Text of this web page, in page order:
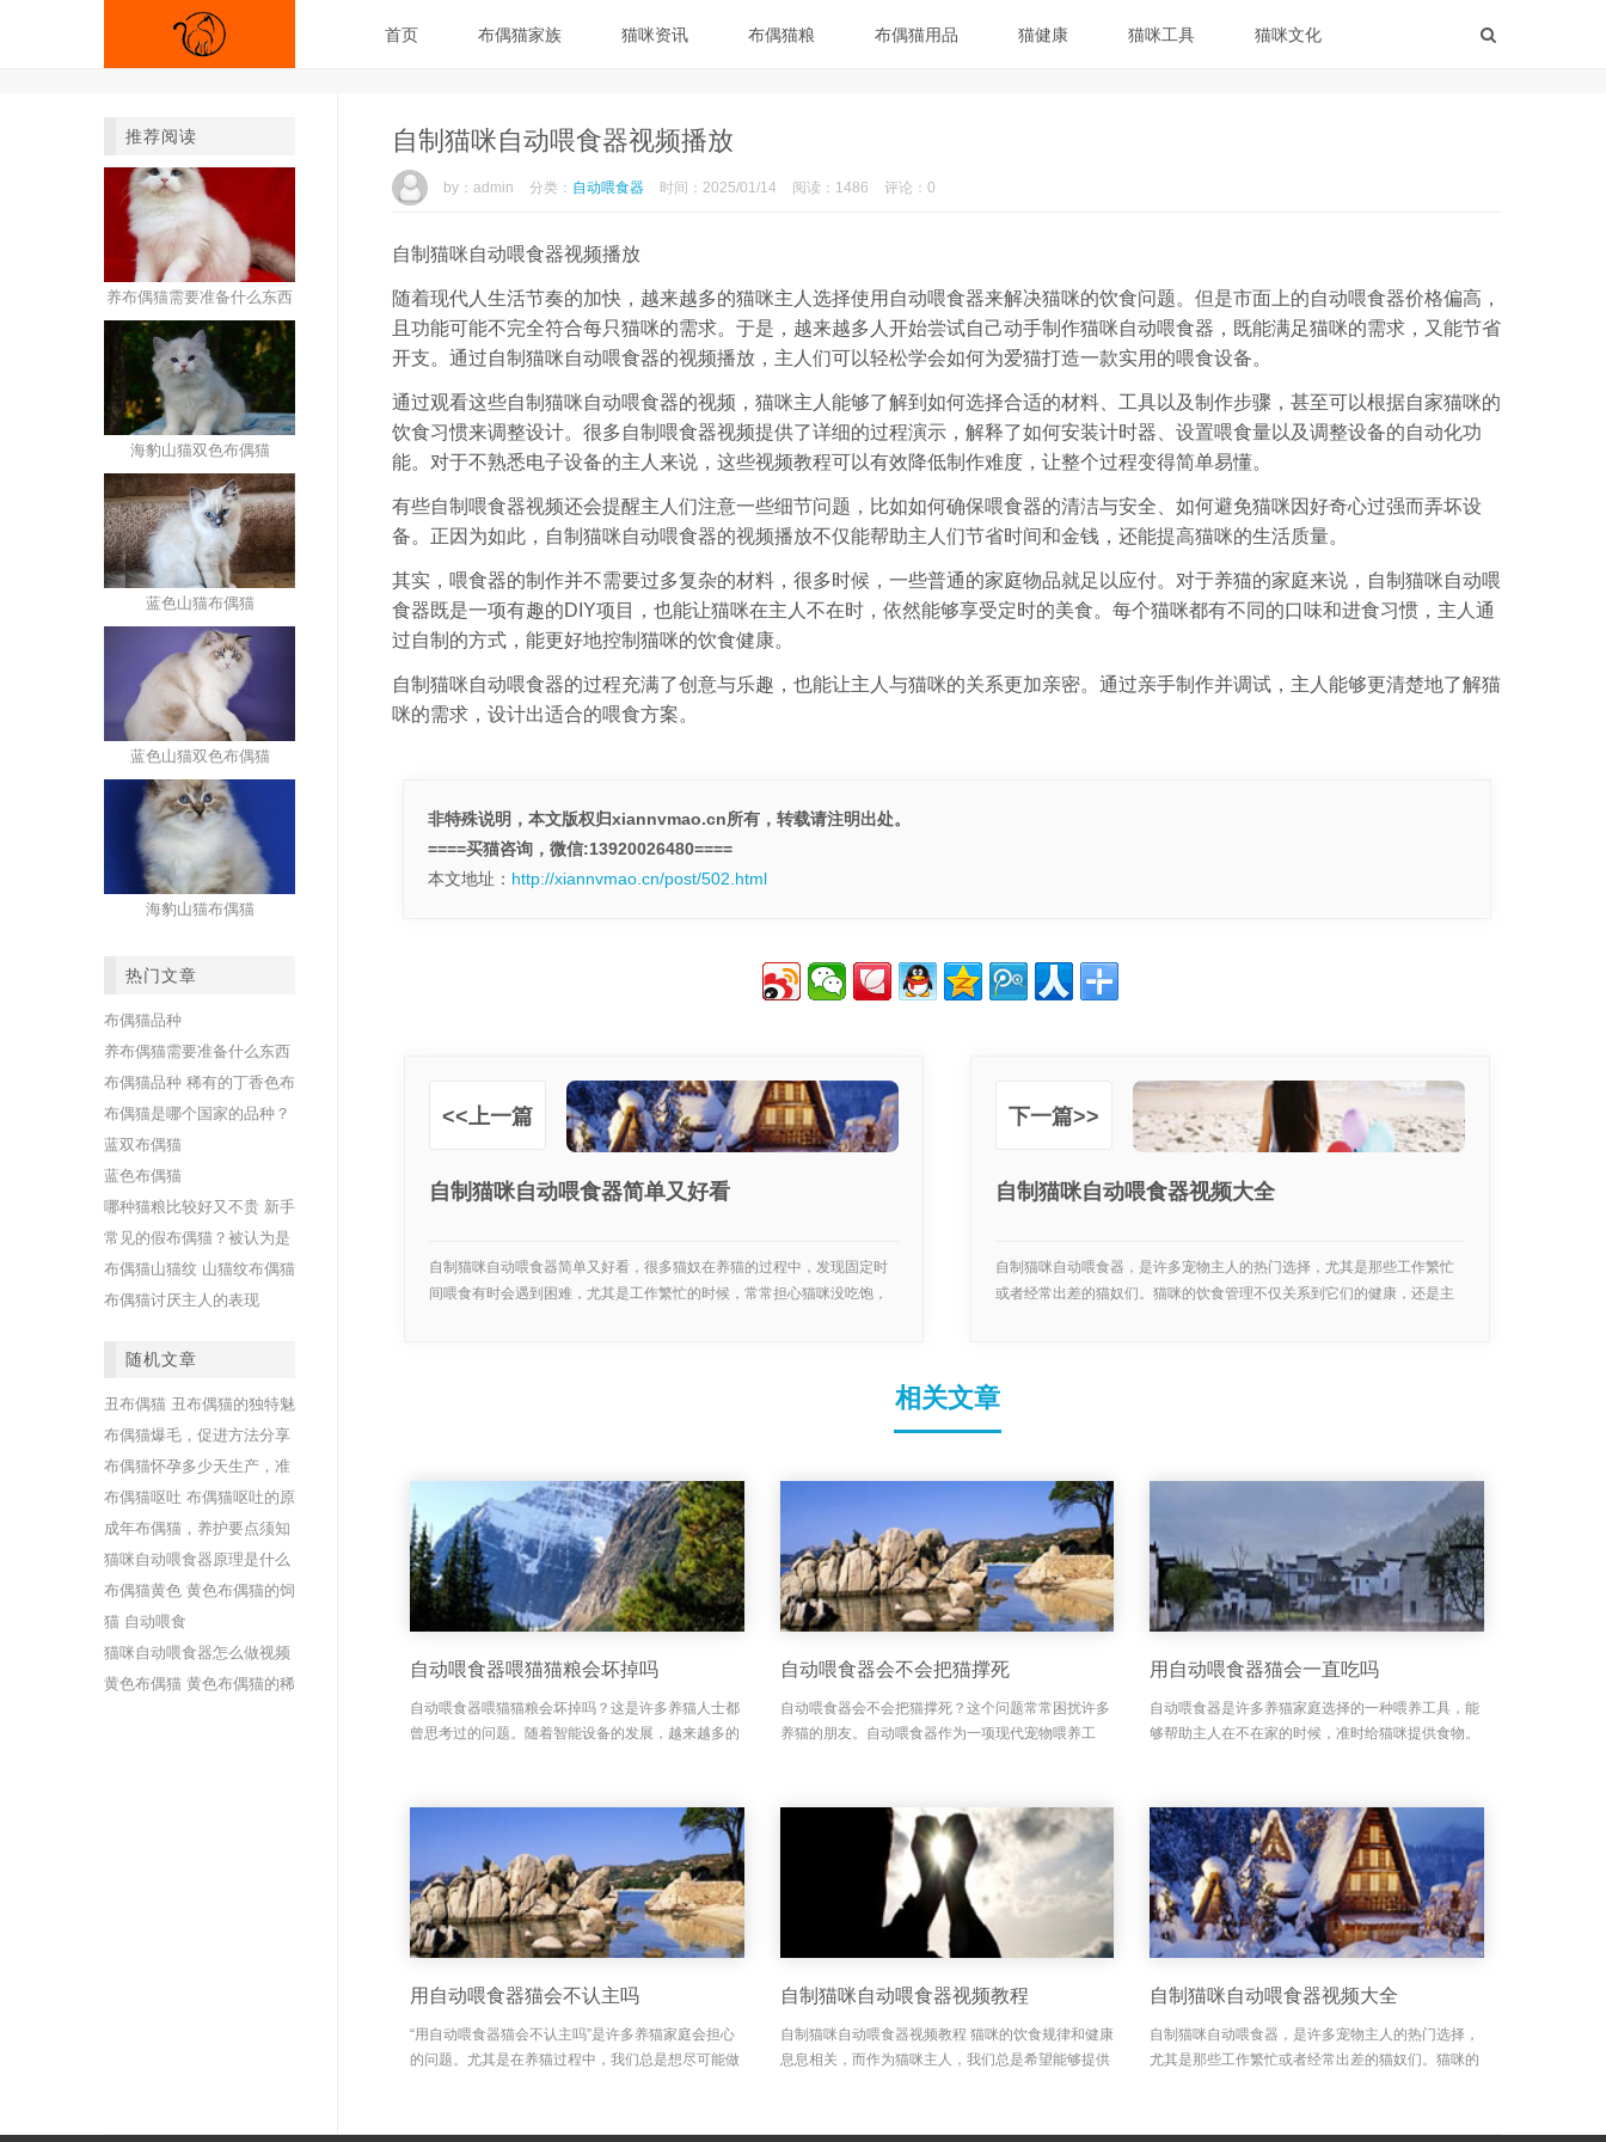
首页 布偶猫家族 猫咪资讯 布偶猫粮 布偶猫用品 猫健康 猫咪工具 猫咪文化
推荐阅读
养布偶猫需要准备什么东西
海豹山猫双色布偶猫
蓝色山猫布偶猫
蓝色山猫双色布偶猫
海豹山猫布偶猫
热门文章
布偶猫品种
养布偶猫需要准备什么东西
布偶猫品种 稀有的丁香色布
偶猫介绍
布偶猫是哪个国家的品种？
揭秘布偶猫祖先
蓝双布偶猫
蓝色布偶猫
哪种猫粮比较好又不贵 新手
怎样为你的孩子选择爱吃的
食物
常见的假布偶猫？被认为是
布偶猫的其他猫品种
布偶猫山猫纹 山猫纹布偶猫
的独特外观
布偶猫讨厌主人的表现
随机文章
丑布偶猫 丑布偶猫的独特魅
力
布偶猫爆毛，促进方法分享
布偶猫怀孕多少天生产，准
确天数
布偶猫呕吐 布偶猫呕吐的原
因和处理
成年布偶猫，养护要点须知
猫咪自动喂食器原理是什么
布偶猫黄色 黄色布偶猫的饲
养注意事项
猫 自动喂食
猫咪自动喂食器怎么做视频
黄色布偶猫 黄色布偶猫的稀
自制猫咪自动喂食器视频播放
by：admin 分类： 自动喂食器 时间：2025/01/14 阅读：1486 评论：0
自制猫咪自动喂食器视频播放
随着现代人生活节奏的加快，越来越多的猫咪主人选择使用自动喂食器来解决猫咪的饮食问题。但是市面上的自动喂食器价格偏高，
且功能可能不完全符合每只猫咪的需求。于是，越来越多人开始尝试自己动手制作猫咪自动喂食器，既能满足猫咪的需求，又能节省
开支。通过自制猫咪自动喂食器的视频播放，主人们可以轻松学会如何为爱猫打造一款实用的喂食设备。
通过观看这些自制猫咪自动喂食器的视频，猫咪主人能够了解到如何选择合适的材料、工具以及制作步骤，甚至可以根据自家猫咪的
饮食习惯来调整设计。很多自制喂食器视频提供了详细的过程演示，解释了如何安装计时器、设置喂食量以及调整设备的自动化功
能。对于不熟悉电子设备的主人来说，这些视频教程可以有效降低制作难度，让整个过程变得简单易懂。
有些自制喂食器视频还会提醒主人们注意一些细节问题，比如如何确保喂食器的清洁与安全、如何避免猫咪因好奇心过强而弄坏设
备。正因为如此，自制猫咪自动喂食器的视频播放不仅能帮助主人们节省时间和金钱，还能提高猫咪的生活质量。
其实，喂食器的制作并不需要过多复杂的材料，很多时候，一些普通的家庭物品就足以应付。对于养猫的家庭来说，自制猫咪自动喂
食器既是一项有趣的DIY项目，也能让猫咪在主人不在时，依然能够享受定时的美食。每个猫咪都有不同的口味和进食习惯，主人通
过自制的方式，能更好地控制猫咪的饮食健康。
自制猫咪自动喂食器的过程充满了创意与乐趣，也能让主人与猫咪的关系更加亲密。通过亲手制作并调试，主人能够更清楚地了解猫
咪的需求，设计出适合的喂食方案。
非特殊说明，本文版权归xiannvmao.cn所有，转载请注明出处。
====买猫咨询，微信:13920026480====
本文地址： http://xiannvmao.cn/post/502.html
<<上一篇
自制猫咪自动喂食器简单又好看
自制猫咪自动喂食器简单又好看，很多猫奴在养猫的过程中，发现固定时
间喂食有时会遇到困难，尤其是工作繁忙的时候，常常担心猫咪没吃饱，
下一篇>>
自制猫咪自动喂食器视频大全
自制猫咪自动喂食器，是许多宠物主人的热门选择，尤其是那些工作繁忙
或者经常出差的猫奴们。猫咪的饮食管理不仅关系到它们的健康，还是主
相关文章
自动喂食器喂猫猫粮会坏掉吗
自动喂食器喂猫猫粮会坏掉吗？这是许多养猫人士都
曾思考过的问题。随着智能设备的发展，越来越多的
会让猫粮变坏？这...
自动喂食器会不会把猫撑死
自动喂食器会不会把猫撑死？这个问题常常困扰许多
养猫的朋友。自动喂食器作为一项现代宠物喂养工
致猫咪暴食甚至撑死...
用自动喂食器猫会一直吃吗
自动喂食器是许多养猫家庭选择的一种喂养工具，能
够帮助主人在不在家的时候，准时给猫咪提供食物。
喂食器的设计初衷...
用自动喂食器猫会不认主吗
“用自动喂食器猫会不认主吗”是许多养猫家庭会担心
的问题。尤其是在养猫过程中，我们总是想尽可能做
决了上班族和忙...
自制猫咪自动喂食器视频教程
自制猫咪自动喂食器视频教程 猫咪的饮食规律和健康
息息相关，而作为猫咪主人，我们总是希望能够提供
器显得尤为重要...
自制猫咪自动喂食器视频大全
自制猫咪自动喂食器，是许多宠物主人的热门选择，
尤其是那些工作繁忙或者经常出差的猫奴们。猫咪的
定量喂食，避免了...